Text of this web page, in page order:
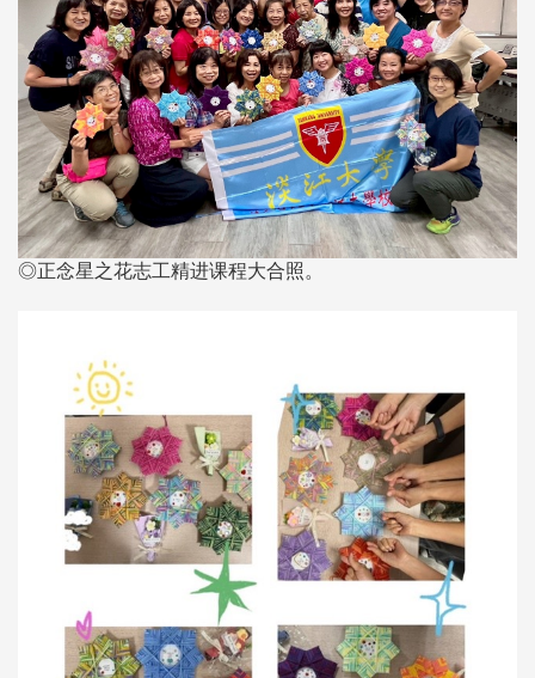
◎正念星之花志工精进课程大合照。